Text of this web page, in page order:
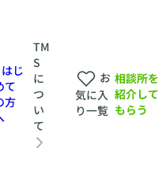
はじ
て
方
TM
S
に
つ
い
て
お
気に入
り一覧
相談所を
紹介して
もらう